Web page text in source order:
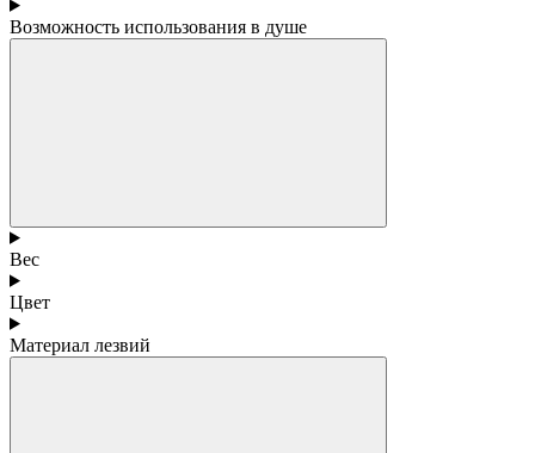
Возможность использования в душе
Вес
Цвет
Материал лезвий